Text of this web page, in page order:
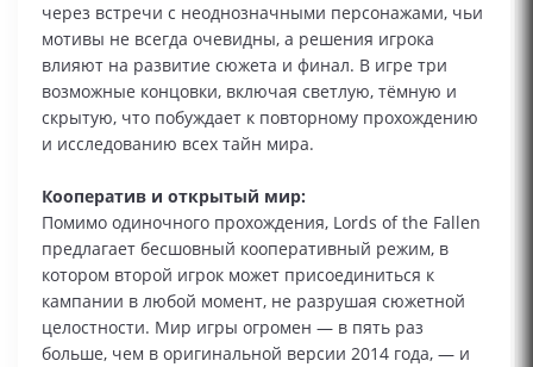
через встречи с неоднозначными персонажами, чьи
мотивы не всегда очевидны, а решения игрока
влияют на развитие сюжета и финал. В игре три
возможные концовки, включая светлую, тёмную и
скрытую, что побуждает к повторному прохождению
и исследованию всех тайн мира.
Кооператив и открытый мир:
Помимо одиночного прохождения, Lords of the Fallen
предлагает бесшовный кооперативный режим, в
котором второй игрок может присоединиться к
кампании в любой момент, не разрушая сюжетной
целостности. Мир игры огромен — в пять раз
больше, чем в оригинальной версии 2014 года, — и